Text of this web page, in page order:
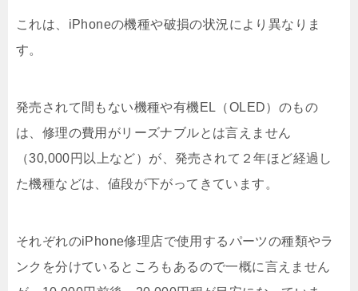
これは、iPhoneの機種や破損の状況により異なりま
す。
発売されて間もない機種や有機EL（OLED）のもの
は、修理の費用がリーズナブルとは言えません
（30,000円以上など）が、発売されて２年ほど経過し
た機種などは、値段が下がってきています。
それぞれのiPhone修理店で使用するパーツの種類やラ
ンクを分けているところもあるので一概に言えません